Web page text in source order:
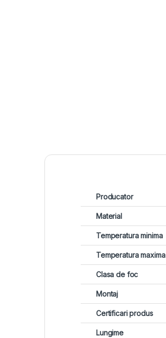
Producator
Material
Temperatura minima
Temperatura maxima
Clasa de foc
Montaj
Certificari produs
Lungime